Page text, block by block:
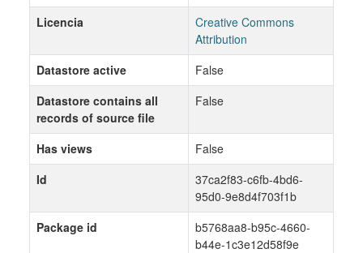
Licencia
Creative Commons
Attribution
Datastore active
False
Datastore contains all
records of source file
False
Has views
False
Id
37ca2f83-c6fb-4bd6-
95d0-9e8d4f703f1b
Package id
b5768aa8-b95c-4660-
b44e-1c3e12d58f9e